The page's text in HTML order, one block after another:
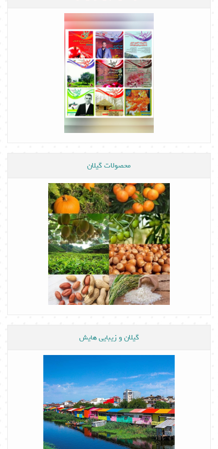
محصولات گیلان
گیلان و زیبایی هایش